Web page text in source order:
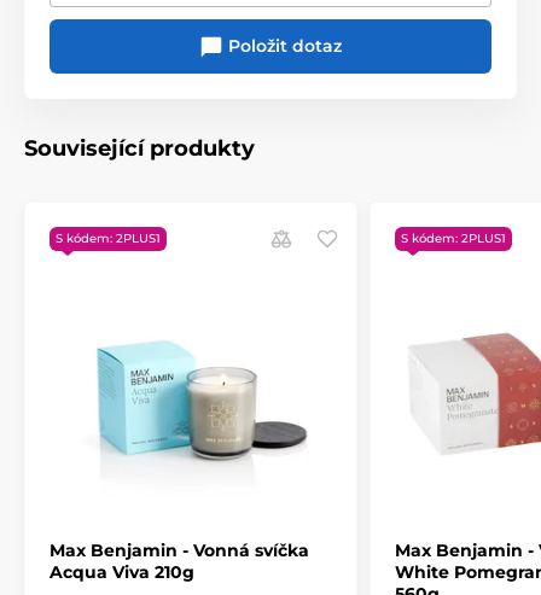
Položit dotaz
Související produkty
S kódem: 2PLUS1
Max Benjamin - Vonná svíčka
Acqua Viva 210g
S kódem: 2PLUS1
Max Benjamin -
White